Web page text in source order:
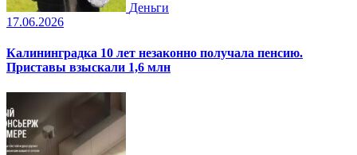
Деньги
17.06.2026
Калининградка 10 лет незаконно получала пенсию.
Приставы взыскали 1,6 млн